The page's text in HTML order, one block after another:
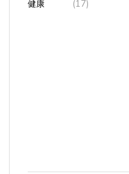
動画サービス (10)